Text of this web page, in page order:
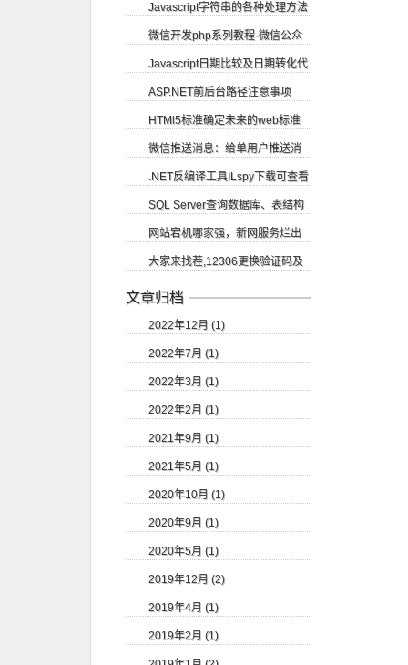
Javascript字符串的各种处理方法
微信开发php系列教程-微信公众
账号申请
Javascript日期比较及日期转化代
码
ASP.NET前后台路径注意事项
HTMl5标准确定未来的web标准
微信推送消息：给单用户推送消
息
.NET反编译工具ILspy下载可查看
源码
SQL Server查询数据库、表结构
等
网站宕机哪家强，新网服务烂出
翔
大家来找茬,12306更换验证码及
验证码的识别
文章归档
2022年12月 (1)
2022年7月 (1)
2022年3月 (1)
2022年2月 (1)
2021年9月 (1)
2021年5月 (1)
2020年10月 (1)
2020年9月 (1)
2020年5月 (1)
2019年12月 (2)
2019年4月 (1)
2019年2月 (1)